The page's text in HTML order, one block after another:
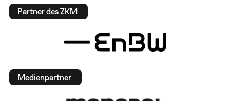
Partner des ZKM
Medienpartner